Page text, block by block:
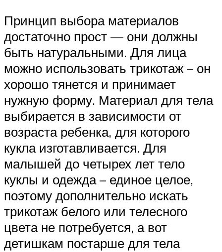
Принцип выбора материалов
достаточно прост — они должны
быть натуральными. Для лица
можно использовать трикотаж – он
хорошо тянется и принимает
нужную форму. Материал для тела
выбирается в зависимости от
возраста ребенка, для которого
кукла изготавливается. Для
малышей до четырех лет тело
куклы и одежда – единое целое,
поэтому дополнительно искать
трикотаж белого или телесного
цвета не потребуется, а вот
детишкам постарше для тела